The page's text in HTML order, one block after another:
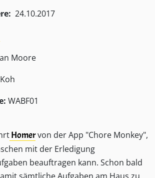
24.10.2017
Moore
WABF01
Homervon der App "Chore Monkey",
mit der Erledigung
beauftragen kann. Schon bald